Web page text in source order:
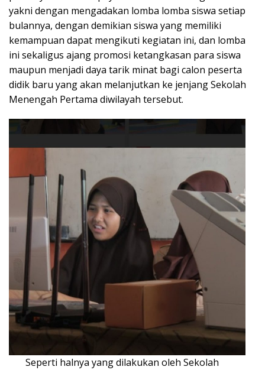
yakni dengan mengadakan lomba lomba siswa setiap
bulannya, dengan demikian siswa yang memiliki
kemampuan dapat mengikuti kegiatan ini, dan lomba
ini sekaligus ajang promosi ketangkasan para siswa
maupun menjadi daya tarik minat bagi calon peserta
didik baru yang akan melanjutkan ke jenjang Sekolah
Menengah Pertama diwilayah tersebut.
Seperti halnya yang dilakukan oleh Sekolah